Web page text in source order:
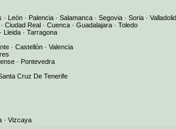
· León · Palencia · Salamanca · Segovia · Soria · Valladolid
· Ciudad Real · Cuenca · Guadalajara · Toledo
· Lleida · Tarragona
· Castellón · Valencia
· Pontevedra
Cruz De Tenerife
· Vizcaya